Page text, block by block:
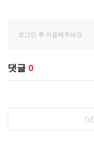
댓글 0
0/